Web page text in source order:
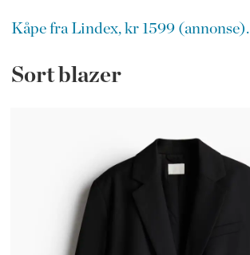
Kåpe fra Lindex, kr 1599 (annonse).
Sort blazer